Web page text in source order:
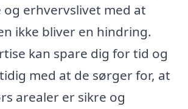
erhvervslivet med at
ikke bliver en hindring.
kan spare dig for tid og
med at de sørger for, at
arealer er sikre og